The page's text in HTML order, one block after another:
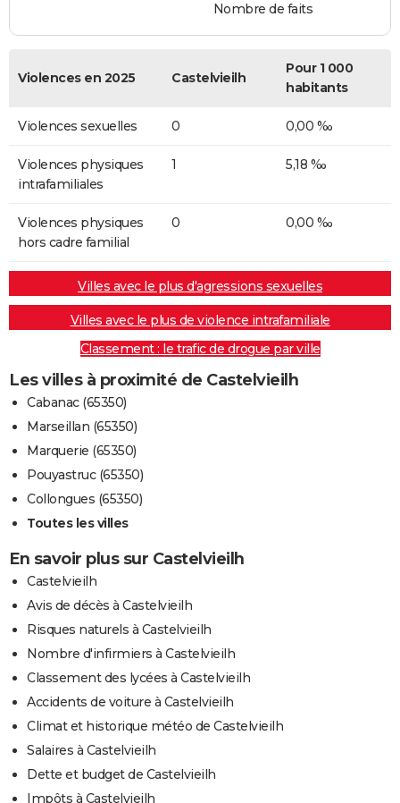
Nombre de faits
Violences en 2025 Castelvieilh
Pour 1 000
habitants
Violences sexuelles 0 0,00 ‰
Violences physiques
intrafamiliales
1 5,18 ‰
Violences physiques
hors cadre familial
0 0,00 ‰
Villes avec le plus d'agressions sexuelles
Villes avec le plus de violence intrafamiliale
Classement : le trafic de drogue par ville
Les villes à proximité de Castelvieilh
Cabanac (65350)
Marseillan (65350)
Marquerie (65350)
Pouyastruc (65350)
Collongues (65350)
Toutes les villes
En savoir plus sur Castelvieilh
Castelvieilh
Avis de décès à Castelvieilh
Risques naturels à Castelvieilh
Nombre d'infirmiers à Castelvieilh
Classement des lycées à Castelvieilh
Accidents de voiture à Castelvieilh
Climat et historique météo de Castelvieilh
Salaires à Castelvieilh
Dette et budget de Castelvieilh
Impôts à Castelvieilh